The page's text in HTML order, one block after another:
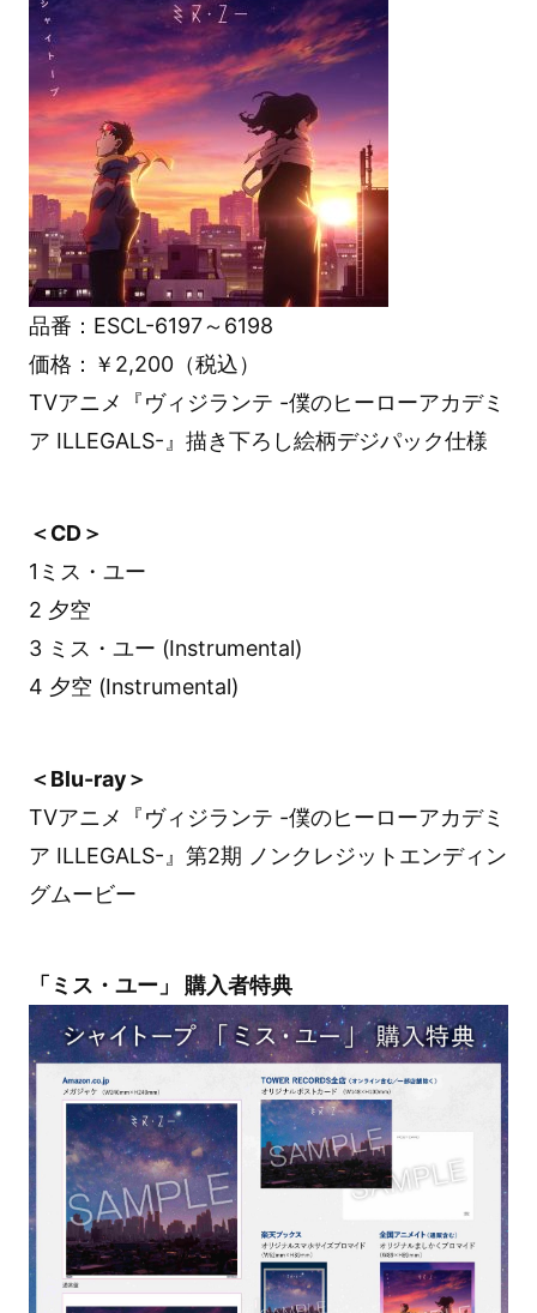
品番：ESCL-6197～6198
価格：￥2,200（税込）
TVアニメ『ヴィジランテ -僕のヒーローアカデミ
ア ILLEGALS-』描き下ろし絵柄デジパック仕様
＜CD＞
1ミス・ユー
2 夕空
3 ミス・ユー (Instrumental)
4 夕空 (Instrumental)
＜Blu-ray＞
TVアニメ『ヴィジランテ -僕のヒーローアカデミ
ア ILLEGALS-』第2期 ノンクレジットエンディン
グムービー
「ミス・ユー」 購入者特典